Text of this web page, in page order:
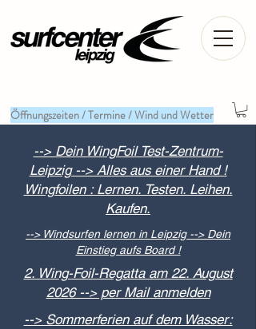
Öffnungszeiten / Termine / Wind und Wetter
--> Dein WingFoil Test-Zentrum-
Leipzig --> Alles aus einer Hand !
Wingfoilen : Lernen. Testen. Leihen.
Kaufen.
--> Windsurfen lernen in Leipzig --> Dein
Einstieg aufs Board !
2. Wing-Foil-Regatta am 22. August
2026 --> per Mail anmelden
--> Sommerferien auf dem Wasser: